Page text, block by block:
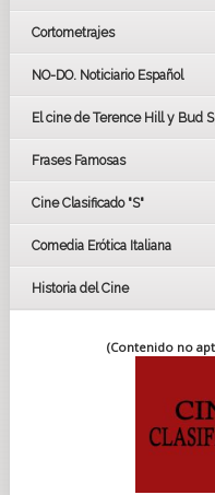
LOS OSCARS
GOYAS
BAFTA
Cortometrajes
NO-DO. Noticiario Español
El cine de Terence Hill y Bud
Frases Famosas
Cine Clasificado "S"
Comedia Erótica Italiana
Historia del Cine
(Contenido no